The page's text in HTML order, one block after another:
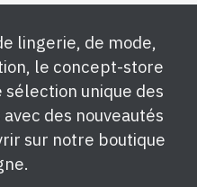
lingerie, de mode,
le concept-store
unique des
des nouveautés
sur notre boutique